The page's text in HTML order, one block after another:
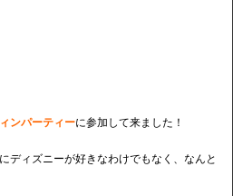
ンパーティーに参加して来ました！
ディズニーが好きなわけでもなく、なんと